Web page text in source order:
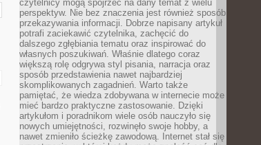
czytelnicy mogą spojrzeć na dany temat z wielu
perspektyw. Nie bez znaczenia jest również sposób
przekazywania informacji. Dobrze napisany artykuł
potrafi zaciekawić czytelnika, zachęcić do
dalszego zgłębiania tematu oraz inspirować do
własnych poszukiwań. Właśnie dlatego coraz
większą rolę odgrywa styl pisania, narracja oraz
sposób przedstawienia nawet najbardziej
skomplikowanych zagadnień. Warto także
pamiętać, że wiedza zdobywana w internecie może
mieć bardzo praktyczne zastosowanie. Dzięki
artykułom i poradnikom wiele osób nauczyło się
nowych umiejętności, rozwinęło swoje hobby, a
nawet zmieniło ścieżkę zawodową. Internet stał się